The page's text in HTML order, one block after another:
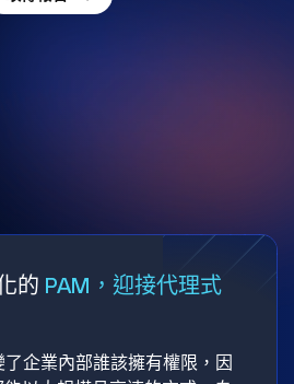
的 PAM，迎接代理式
企業內部誰該擁有權限，因